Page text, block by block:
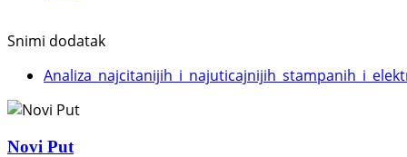
Snimi dodatak
Novi Put